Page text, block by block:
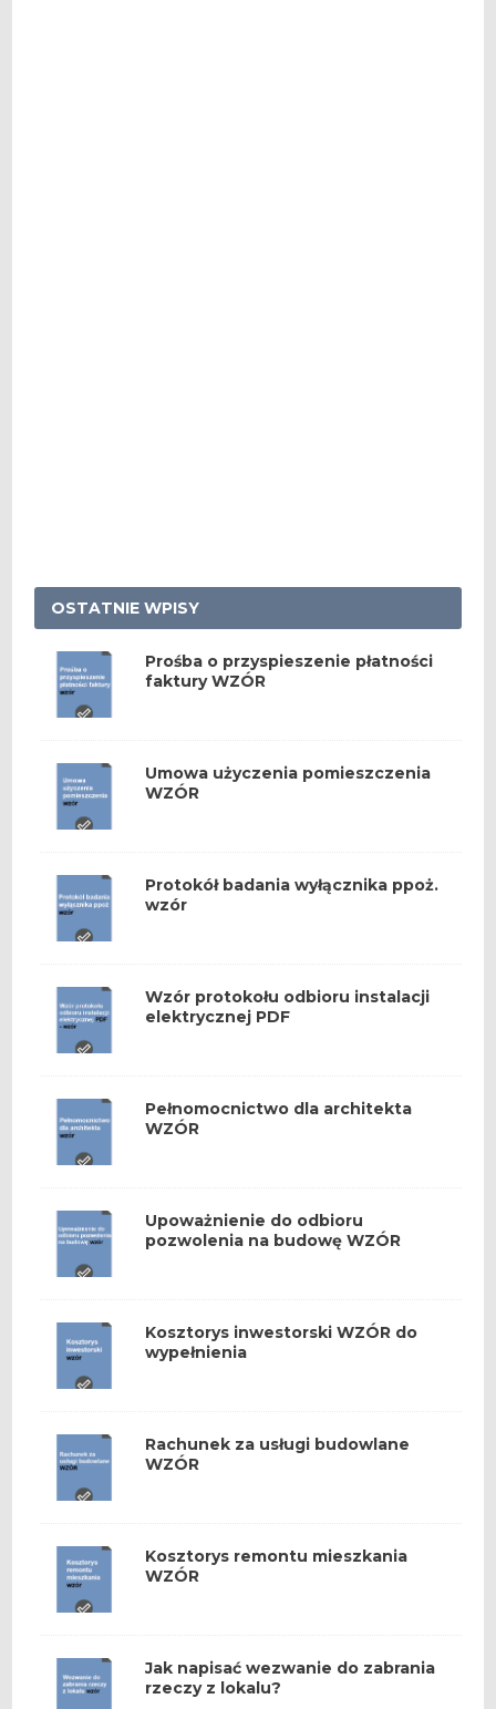
OSTATNIE WPISY
Prośba o przyspieszenie płatności
faktury WZÓR
Umowa użyczenia pomieszczenia
WZÓR
Protokół badania wyłącznika ppoż.
wzór
Wzór protokołu odbioru instalacji
elektrycznej PDF
Pełnomocnictwo dla architekta
WZÓR
Upoważnienie do odbioru
pozwolenia na budowę WZÓR
Kosztorys inwestorski WZÓR do
wypełnienia
Rachunek za usługi budowlane
WZÓR
Kosztorys remontu mieszkania
WZÓR
Jak napisać wezwanie do zabrania
rzeczy z lokalu?